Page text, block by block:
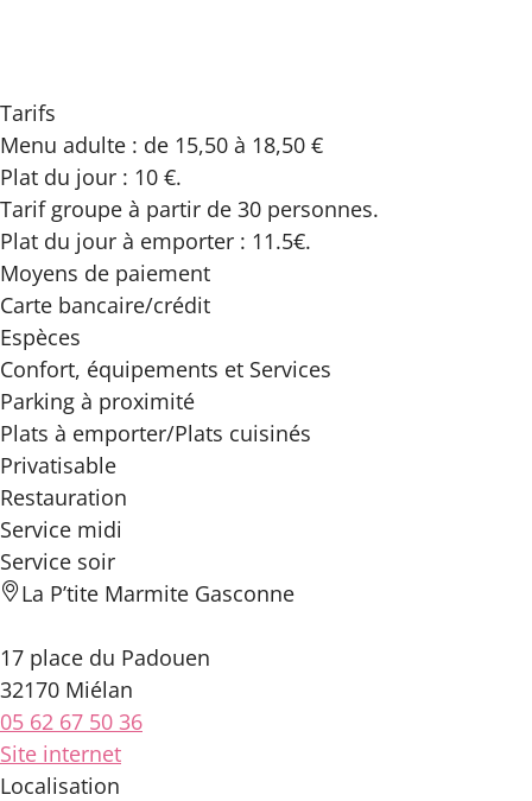
Tarifs
Menu adulte : de 15,50 à 18,50 €
Plat du jour : 10 €.
Tarif groupe à partir de 30 personnes.
Plat du jour à emporter : 11.5€.
Moyens de paiement
Carte bancaire/crédit
Espèces
Confort, équipements et Services
Parking à proximité
Plats à emporter/Plats cuisinés
Privatisable
Restauration
Service midi
Service soir
La P’tite Marmite Gasconne
17 place du Padouen
32170 Miélan
05 62 67 50 36
Site internet
Localisation